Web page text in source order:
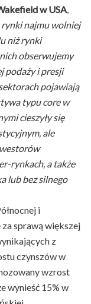
w USA
rynki najmu wolniej
niż rynki
obserwujemy
podaży i presji
pojawiają
typu core w
cieszyły się
ale
rynkach, a także
lub bez silnego
i
za sprawą większej
z
czynszów w
wzrost
wynieść 15% w